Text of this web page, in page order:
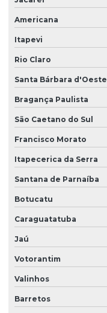
Americana
Itapevi
Rio Claro
Santa Bárbara d'Oeste
Bragança Paulista
São Caetano do Sul
Francisco Morato
Itapecerica da Serra
Santana de Parnaíba
Botucatu
Caraguatatuba
Jaú
Votorantim
Valinhos
Barretos